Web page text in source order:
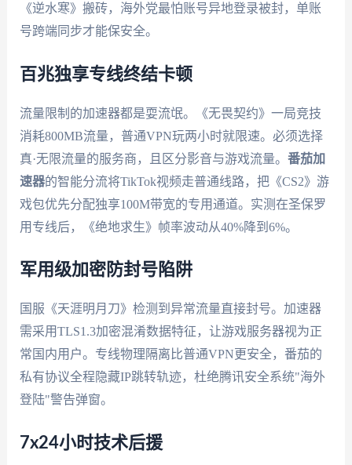
《逆水寒》搬砖，海外党最怕账号异地登录被封，单账
号跨端同步才能保安全。
百兆独享专线终结卡顿
流量限制的加速器都是耍流氓。《无畏契约》一局竞技
消耗800MB流量，普通VPN玩两小时就限速。必须选择
真·无限流量的服务商，且区分影音与游戏流量。 番茄加
速器的智能分流将TikTok视频走普通线路，把《CS2》游
戏包优先分配独享100M带宽的专用通道。实测在圣保罗
用专线后，《绝地求生》帧率波动从40%降到6%。
军用级加密防封号陷阱
国服《天涯明月刀》检测到异常流量直接封号。加速器
需采用TLS1.3加密混淆数据特征，让游戏服务器视为正
常国内用户。专线物理隔离比普通VPN更安全，番茄的
私有协议全程隐藏IP跳转轨迹，杜绝腾讯安全系统"海外
登陆"警告弹窗。
7x24小时技术后援